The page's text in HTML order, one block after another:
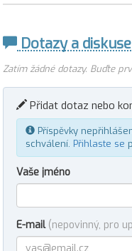
Dotazy a diskuse
Zatím žádné dotazy. Buďte
Přidat dotaz nebo
Příspěvky
schválení. Přihlaste se
Vaše jméno
E-mail (nepovinný, pro